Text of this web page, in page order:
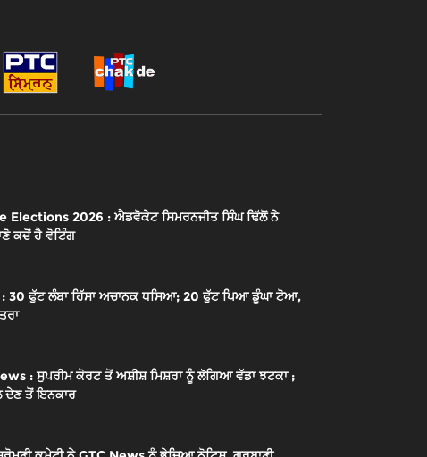
Elections 2026 : ਐਡਵੋਕੇਟ ਸਿਮਰਨਜੀਤ ਸਿੰਘ ਢਿੱਲੋਂ ਨੇ
ਕਦੋਂ ਹੈ ਵੋਟਿੰਗ
30 ਫੁੱਟ ਲੰਬਾ ਹਿੱਸਾ ਅਚਾਨਕ ਧਸਿਆ; 20 ਫੁੱਟ ਪਿਆ ਡੂੰਘਾ ਟੋਆ,
: ਸੁਪਰੀਮ ਕੋਰਟ ਤੋਂ ਅਸ਼ੀਸ਼ ਮਿਸ਼ਰਾ ਨੂੰ ਲੱਗਿਆ ਵੱਡਾ ਝਟਕਾ ;
ਦੇਣ ਤੋਂ ਇਨਕਾਰ